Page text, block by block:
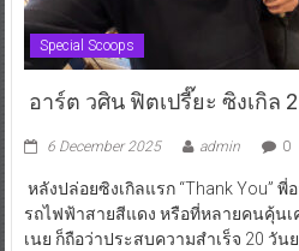
Special Scoops
อาร์ต วศิน ฟิตเปรี๊ยะ ซิงเกิล 2
6 December 2025 admin 0
หลังปล่อยซิงเกิลแรก “Thank You”
รถไฟฟ้าสายสีแดง หรือที่หลายคนคุ้น
เนย ก็ถือว่าประสบความสำเร็จ 20 วั